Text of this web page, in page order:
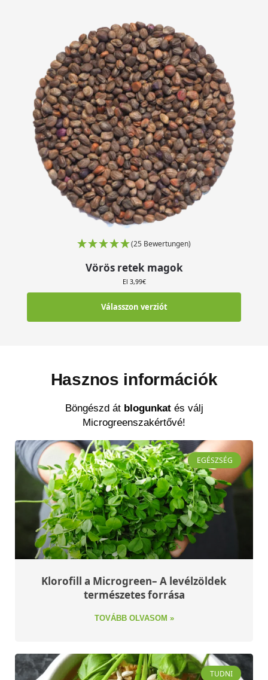
(25 Bewertungen)
Vörös retek magok
El 3,99€
Válasszon verziót
Hasznos információk
Böngészd át blogunkatés válj
Microgreenszakértővé!
EGÉSZSÉG
Klorofill a Microgreen– A levélzöldek
természetes forrása
TOVÁBB OLVASOM »
TUDNI